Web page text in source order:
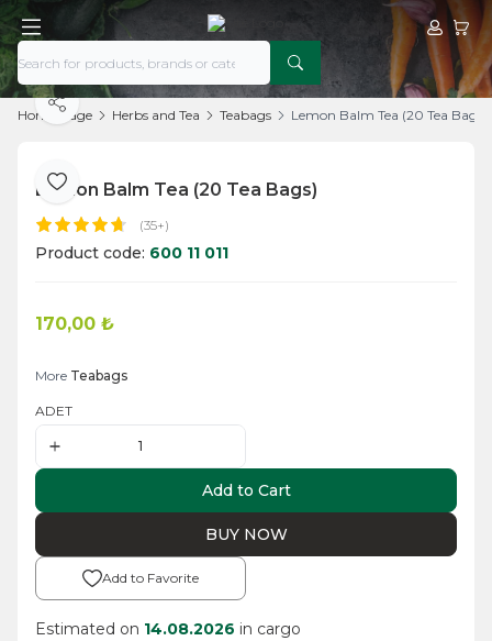
MyMy
Home Page Herbs and Tea Teabags Lemon Balm Tea (20 Tea Bags)
Add to Favorite
Share
Lemon Balm Tea (20 Tea Bags)
(35+)
Product code: 600 11 011
170,00 ₺
More Teabags
ADET
Add to Cart
BUY NOW
Add to Favorite
Estimated on 14.08.2026 in cargo